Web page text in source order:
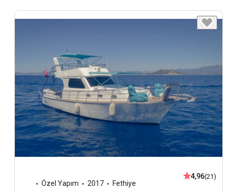
Özel Yapım 2017 Fethiye
4,96(21)